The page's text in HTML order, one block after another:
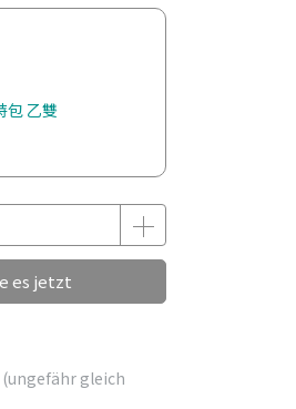
包 乙雙
es jetzt
gleich